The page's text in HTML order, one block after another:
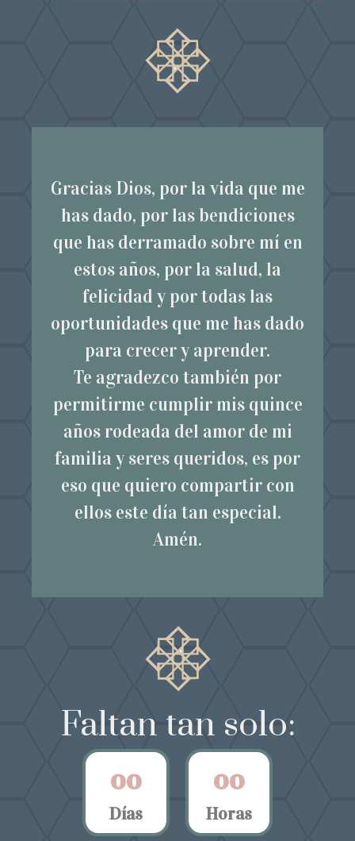
Gracias Dios, por la vida que me
has dado, por las bendiciones
que has derramado sobre mí en
estos años, por la salud, la
felicidad y por todas las
oportunidades que me has dado
para crecer y aprender.
Te agradezco también por
permitirme cumplir mis quince
años rodeada del amor de mi
familia y seres queridos, es por
eso que quiero compartir con
ellos este día tan especial.
Amén.
Faltan tan solo:
00
Días
00
Horas